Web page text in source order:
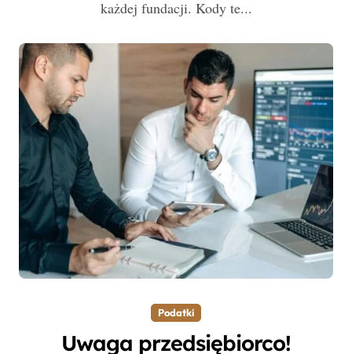
każdej fundacji. Kody te...
Podatki
Uwaga przedsiębiorco!